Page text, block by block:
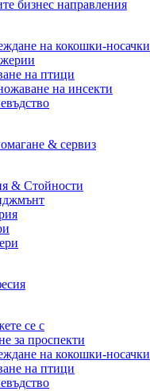
бизнес направления
на кокошки-носачки
на птици
на инсекти
& сервиз
& Стойности
се с
за проспекти
на кокошки-носачки
на птици